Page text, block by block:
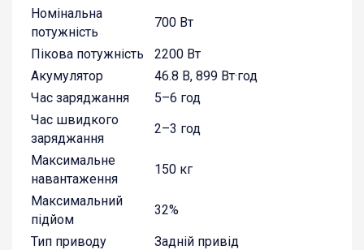
Номінальна
потужність
700 Вт
Пікова потужність
2200 Вт
Акумулятор
46.8 В, 899 Вт·год
Час заряджання
5–6 год
Час швидкого
заряджання
2–3 год
Максимальне
навантаження
150 кг
Максимальний
підйом
32%
Тип приводу
Задній привід